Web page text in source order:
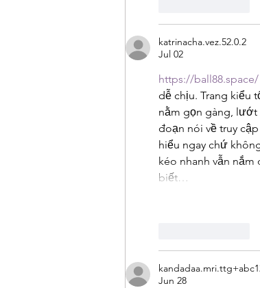
katrinacha.vez.52.0.2
Jul 02
https://ball88.space/
dễ chịu. Trang kiểu
nằm gọn gàng, lướt
đoạn nói về truy
hiểu ngay chứ
kéo nhanh vẫn
biết…
Jun 28